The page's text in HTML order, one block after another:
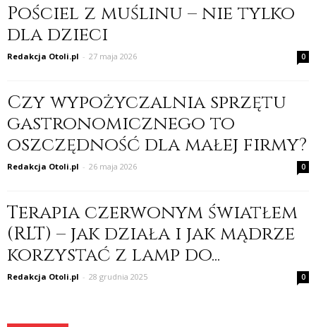
Pościel z muślinu – nie tylko
dla dzieci
Redakcja Otoli.pl - 27 maja 2026 0
Czy wypożyczalnia sprzętu
gastronomicznego to
oszczędność dla małej firmy?
Redakcja Otoli.pl - 26 maja 2026 0
Terapia czerwonym światłem
(RLT) – jak działa i jak mądrze
korzystać z lamp do...
Redakcja Otoli.pl - 28 grudnia 2025 0